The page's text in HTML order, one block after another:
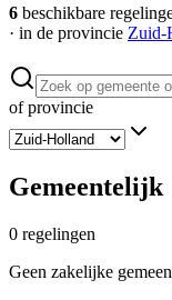
6 beschikbare
· in de provincie Zuid-
of provincie
Gemeentelijk
0 regelingen
Geen zakelijke